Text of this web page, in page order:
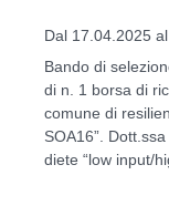
Dal 17.04.2025
Bando di
di n. 1 borsa di
comune di
SOA16”.
diete “low input/